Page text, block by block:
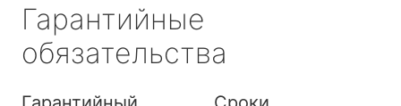
Гарантийные
обязательства